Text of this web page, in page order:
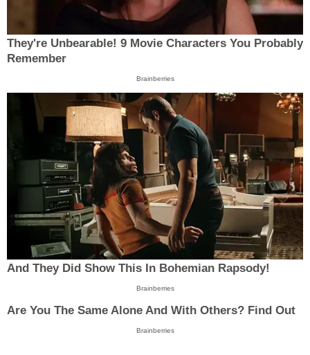
They're Unbearable! 9 Movie Characters You Probably
Remember
Brainberries
And They Did Show This In Bohemian Rapsody!
Brainberries
Are You The Same Alone And With Others? Find Out
Brainberries